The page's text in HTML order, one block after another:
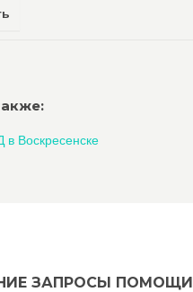
Воскресенске
ЗАПРОСЫ ПОМОЩИ